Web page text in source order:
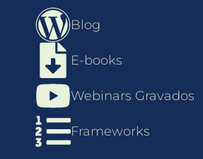
Blog
E-books
Webinars Gravados
Frameworks